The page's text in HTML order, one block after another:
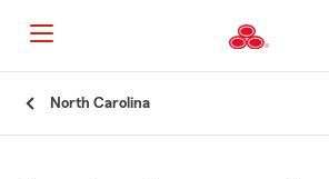
al
contenido
principal
North Carolina